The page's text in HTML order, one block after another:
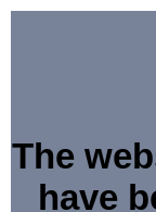
The
have